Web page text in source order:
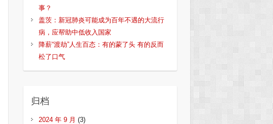
事？
盖茨：新冠肺炎可能成为百年不遇的大流行
病，应帮助中低收入国家
降薪“渡劫”人生百态：有的蒙了头 有的反而
松了口气
归档
2024 年 9 月 (3)